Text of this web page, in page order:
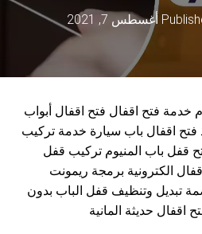
ن
أغسطس 7, 2021
خدمة فتح اقفال فتح اقفال أبواب
اقفال باب سيارة خدمة تركيب
قفل باب المنيوم تركيب قفل
الكترونية برمجة ريمونت
تبديل وتنظيف قفل الباب بدون
حديثة المانية